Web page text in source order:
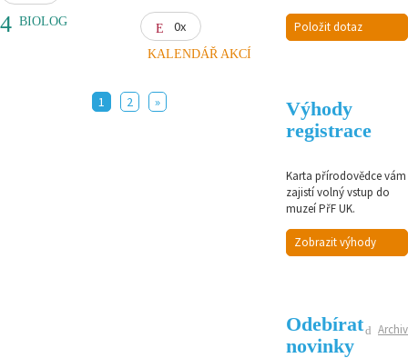
BIOLOG 0x
KALENDÁŘ AKCÍ
1 2 »
Položit dotaz
Výhody
registrace
Karta přírodovědce vám
zajistí volný vstup do
muzeí PřF UK.
Zobrazit výhody
Archiv
Odebírat
novinky